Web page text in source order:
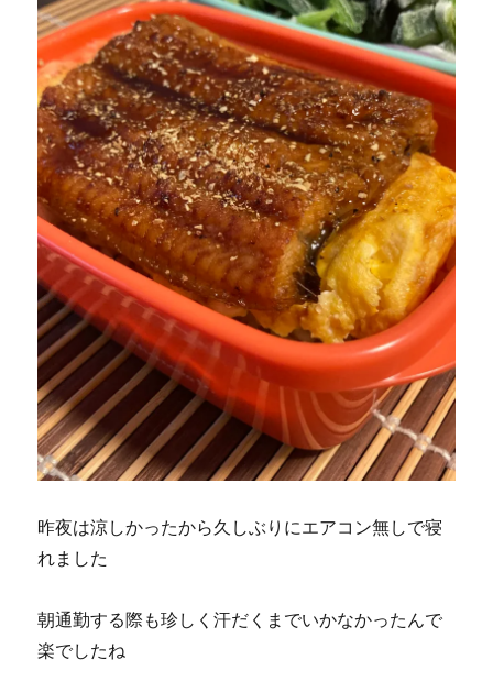
昨夜は涼しかったから久しぶりにエアコン無しで寝
れました
朝通勤する際も珍しく汗だくまでいかなかったんで
楽でしたね